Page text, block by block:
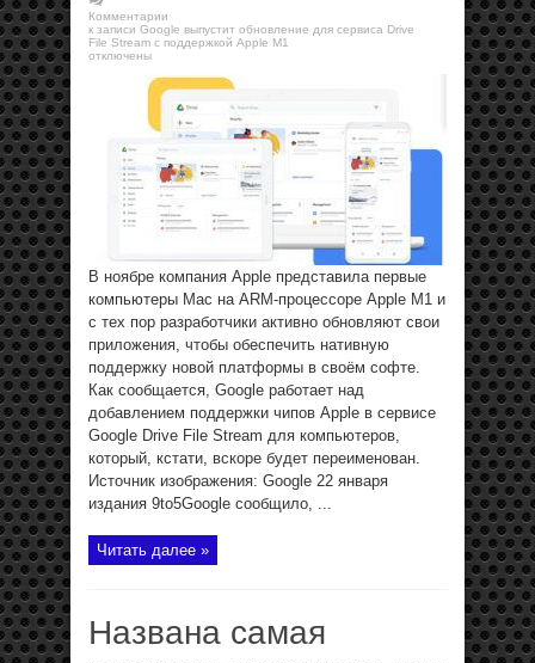
Комментарии
к записи Google выпустит обновление для сервиса Drive
File Stream с поддержкой Apple M1
отключены
В ноябре компания Apple представила первые
компьютеры Mac на ARM-процессоре Apple M1 и
с тех пор разработчики активно обновляют свои
приложения, чтобы обеспечить нативную
поддержку новой платформы в своём софте.
Как сообщается, Google работает над
добавлением поддержки чипов Apple в сервисе
Google Drive File Stream для компьютеров,
который, кстати, вскоре будет переименован.
Источник изображения: Google 22 января
издания 9to5Google сообщило, ...
Читать далее »
Названа самая